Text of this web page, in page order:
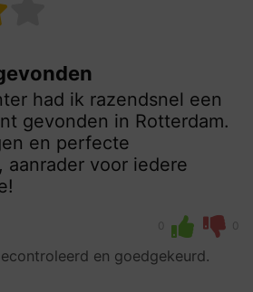
had ik razendsnel een
gevonden in Rotterdam.
en perfecte
aanrader voor iedere
0 0
en goedgekeurd.